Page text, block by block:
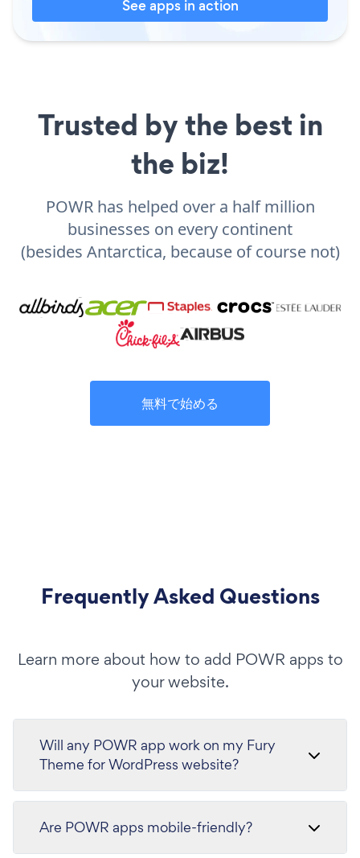
See apps in action
Trusted by the best in
the biz!
POWR has helped over a half million
businesses on every continent
(besides Antarctica, because of course not)
無料で始める
Frequently Asked Questions
Learn more about how to add POWR apps to
your website.
Will any POWR app work on my Fury
Theme for WordPress website?
Are POWR apps mobile-friendly?